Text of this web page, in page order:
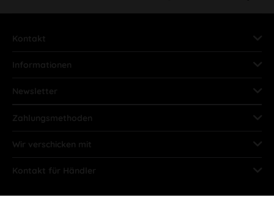
Kontakt
Informationen
Newsletter
Zahlungsmethoden
Wir verschicken mit
Kontakt für Händler